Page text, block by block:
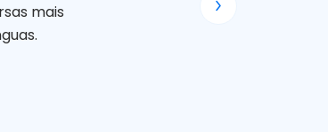
mais